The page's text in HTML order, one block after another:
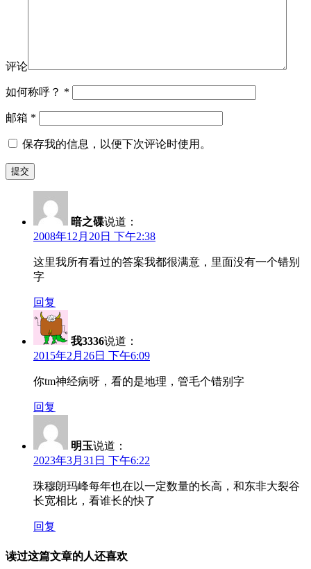
评论
如何称呼？ *
邮箱 *
保存我的信息，以便下次评论时使用。
暗之碟说道：
2008年12月20日 下午2:38
这里我所有看过的答案我都很满意，里面没有一个错别
字
回复
我3336说道：
2015年2月26日 下午6:09
你tm神经病呀，看的是地理，管毛个错别字
回复
明玉说道：
2023年3月31日 下午6:22
珠穆朗玛峰每年也在以一定数量的长高，和东非大裂谷
长宽相比，看谁长的快了
回复
读过这篇文章的人还喜欢